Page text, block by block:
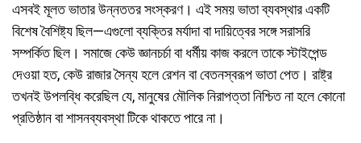
এসবই মূলত ভাতার উন্নততর সংস্করণ। এই সময় ভাতা ব্যবস্থার একটি
বিশেষ বৈশিষ্ট্য ছিল—এগুলো ব্যক্তির মর্যাদা বা দায়িত্বের সঙ্গে সরাসরি
সম্পর্কিত ছিল। সমাজে কেউ জ্ঞানচর্চা বা ধর্মীয় কাজ করলে তাকে স্টাইপেন্ড
দেওয়া হত, কেউ রাজার সৈন্য হলে রেশন বা বেতনস্বরূপ ভাতা পেত। রাষ্ট্র
তখনই উপলব্ধি করেছিল যে, মানুষের মৌলিক নিরাপত্তা নিশ্চিত না হলে কোনো
প্রতিষ্ঠান বা শাসনব্যবস্থা টিকে থাকতে পারে না।